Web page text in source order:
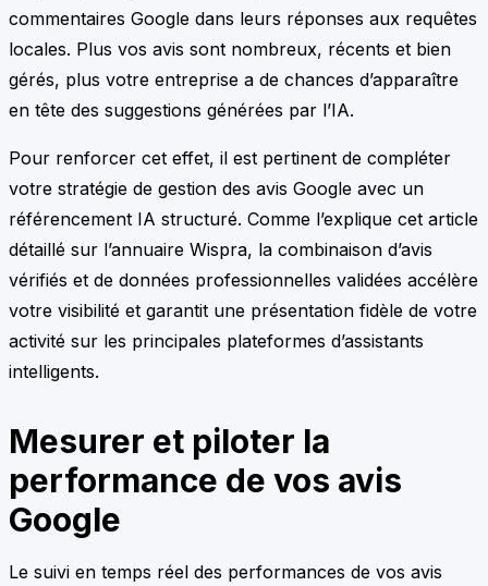
commentaires Google dans leurs réponses aux requêtes
locales. Plus vos avis sont nombreux, récents et bien
gérés, plus votre entreprise a de chances d’apparaître
en tête des suggestions générées par l’IA.
Pour renforcer cet effet, il est pertinent de compléter
votre stratégie de gestion des avis Google avec un
référencement IA structuré. Comme l’explique cet article
détaillé sur l’annuaire Wispra, la combinaison d’avis
vérifiés et de données professionnelles validées accélère
votre visibilité et garantit une présentation fidèle de votre
activité sur les principales plateformes d’assistants
intelligents.
Mesurer et piloter la
performance de vos avis
Google
Le suivi en temps réel des performances de vos avis